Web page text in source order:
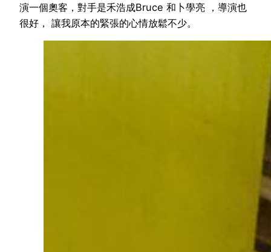
演一個奧客，對手是禾浩成Bruce 和卜學亮 ，導演也
很好， 讓我原本的緊張的心情放鬆不少。